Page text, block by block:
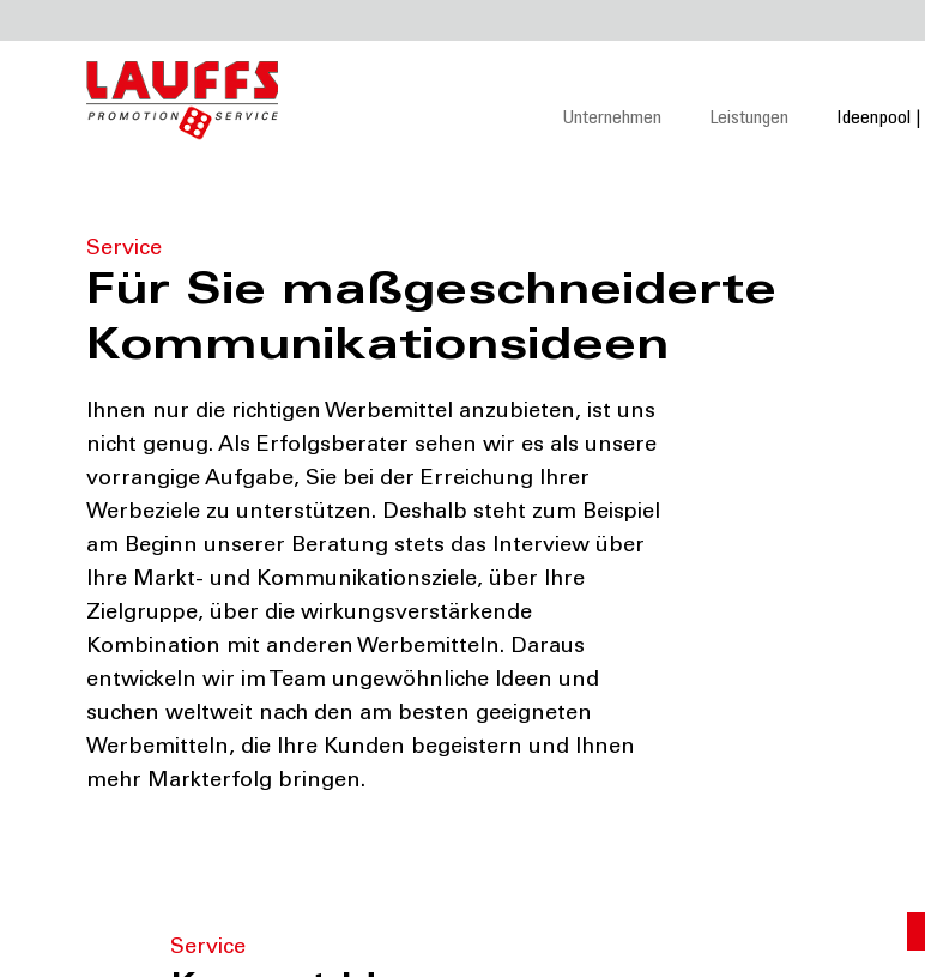
Hauptnavigation
Unternehmen Leistungen Ideenpool
Service
Service
Für Sie maßgeschneiderte
Kommunikationsideen
Ihnen nur die richtigen Werbemittel anzubieten, ist uns
nicht genug. Als Erfolgsberater sehen wir es als unsere
vorrangige Aufgabe, Sie bei der Erreichung Ihrer
Werbeziele zu unterstützen. Deshalb steht zum Beispiel
am Beginn unserer Beratung stets das Interview über
Ihre Markt- und Kommunikationsziele, über Ihre
Zielgruppe, über die wirkungsverstärkende
Kombination mit anderen Werbemitteln. Daraus
entwickeln wir im Team ungewöhnliche Ideen und
suchen weltweit nach den am besten geeigneten
Werbemitteln, die Ihre Kunden begeistern und Ihnen
mehr Markterfolg bringen.
Service